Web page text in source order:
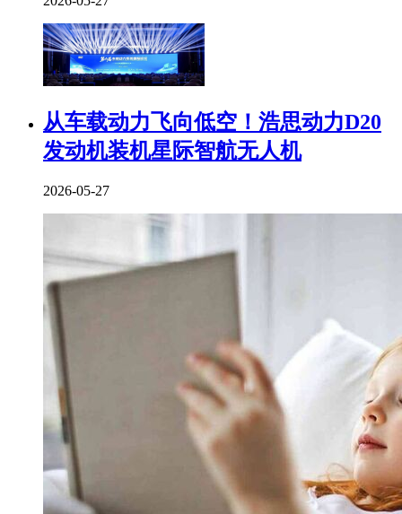
从车载动力飞向低空！浩思动力D20
发动机装机星际智航无人机
2026-05-27